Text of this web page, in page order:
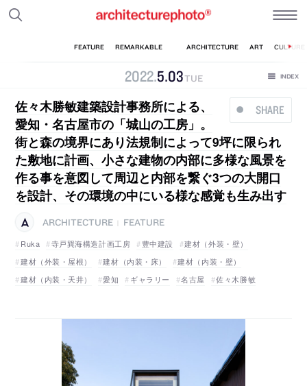
2022.5.03TUE
SHARE
佐々木勝敏建築設計事務所による、
愛知・名古屋市の「城山の工房」。
街と森の境界にあり法規制によって9坪に限られ
た敷地に計画、小さな建物の内部に多様な風景を
作る事を意図して周辺と内部を繋ぐ3つの大開口
を設計、その環境の中にいる様な感覚も生み出す
ARCHITECTURE
FEATURE
Ruka
寺戸巽海構造計画工房 豊中建設
建材（外装・壁）
建材（外装・屋根）
建材（内装・床）
建材（内装・壁）
建材（内装・天井）
愛知 ギャラリー 名古屋 佐々木勝敏